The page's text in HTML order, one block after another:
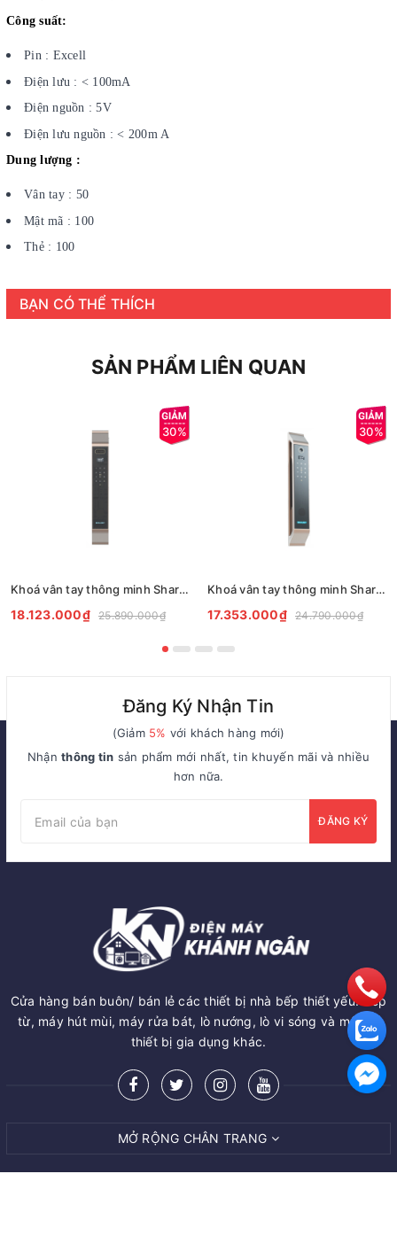
Công suất:
Pin : Excell
Điện lưu : < 100mA
Điện nguồn : 5V
Điện lưu nguồn : < 200m A
Dung lượng :
Vân tay : 50
Mật mã : 100
Thẻ : 100
BẠN CÓ THỂ THÍCH
SẢN PHẨM LIÊN QUAN
30%
Khoá vân tay thông minh Sharp S9-FV Cà Phê/Xám/Đen
18.123.000₫ 25.890.000₫
30%
Khoá vân tay thông minh Sharp S9-V Pro Cà Phê/Đen/Xám
17.353.000₫ 24.790.000₫
Đăng Ký Nhận Tin
(Giảm 5% với khách hàng mới)
Nhậnthông tin sản phẩm mới nhất, tin khuyến mãi và nhiều
hơn nữa.
ĐĂNG KÝ
Cửa hàng bán buôn/ bán lẻ các thiết bị nhà bếp thiết yếu: Bếp
từ, máy hút mùi, máy rửa bát, lò nướng, lò vi sóng và một số
thiết bị gia dụng khác.
MỞ RỘNG CHÂN TRANG